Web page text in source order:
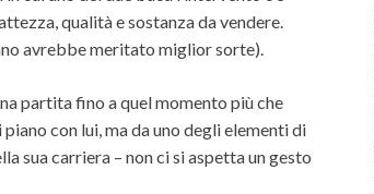
qualità e sostanza da vendere.
avrebbe meritato miglior sorte).
partita fino a quel momento più che
con lui, ma da uno degli elementi di
sua carriera – non ci si aspetta un gesto